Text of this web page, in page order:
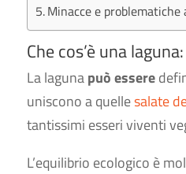
Minacce e problematiche
Che cos’è una
La lagunapuò essere
uniscono a quellesalate
tantissimi esseri viventi
L’equilibrio ecologico è